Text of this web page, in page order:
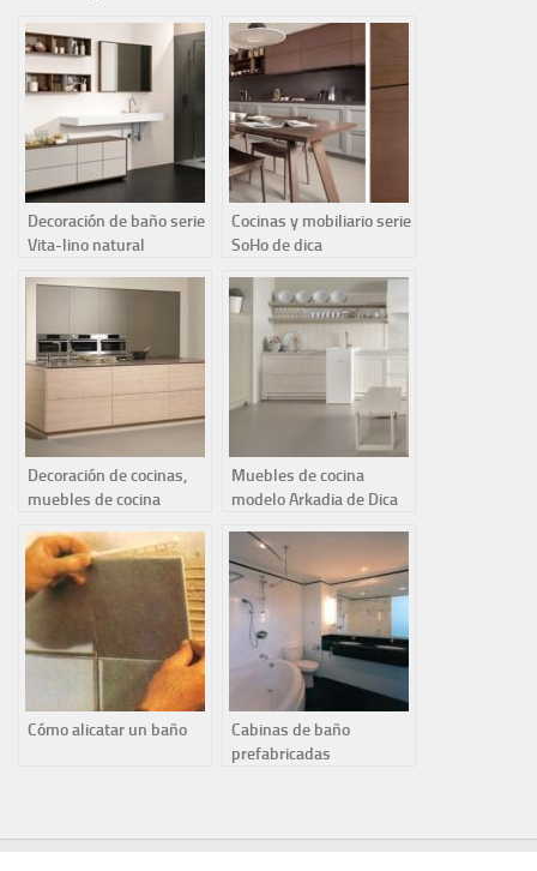
Decoración de baño serie
Vita-lino natural
Cocinas y mobiliario serie
SoHo de dica
Decoración de cocinas,
muebles de cocina
Muebles de cocina
modelo Arkadia de Dica
Cómo alicatar un baño
Cabinas de baño
prefabricadas